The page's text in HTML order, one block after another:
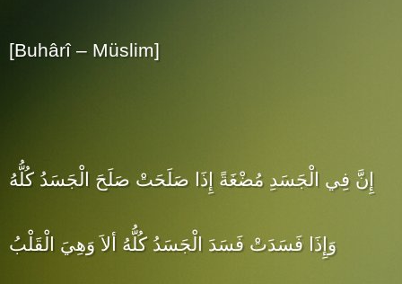
[Buhârî – Müslim]
إِنَّ فِي الْجَسَدِ مُضْغَةً إِذَا صَلَحَتْ صَلَحَ الْجَسَدُ كُلُّهُ
وَإِذَا فَسَدَتْ فَسَدَ الْجَسَدُ كُلُّهُ ألاَ وَهِيَ الْقَلْبُ